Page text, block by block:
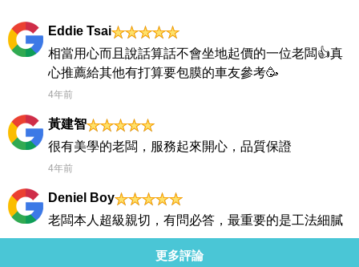
Eddie Tsai
相當用心而且說話算話不會坐地起價的一位老闆👍真
心推薦給其他有打算要包膜的車友參考🥳
4年前
黃建智
很有美學的老闆，服務起來開心，品質保證
4年前
Deniel Boy
老闆本人超級親切，有問必答，最重要的是工法細膩
無可挑剔，實在沒有理由不推薦這裡。 👍👍👍👍👍🤜
🤜🤜🤜🤜🤜🤜🤜 2022/12/02再一次請老闆幫忙貼膜 絕
更多評論